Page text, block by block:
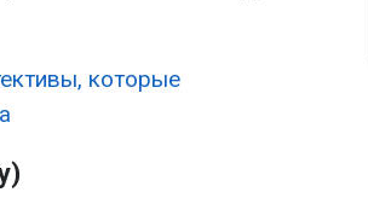
которые